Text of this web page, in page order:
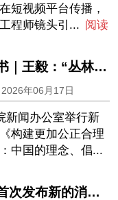
短视频平台传播，
程师镜头引... 阅读
全球治理白皮书｜王毅：“丛林法则”卷土重来，不是因为《联合国宪章》过时了
2026年06月17日
新闻办公室举行新
构建更加公正合理
中国的理念、倡...
经纬度：中国首次发布新的消费指标，有何考量？